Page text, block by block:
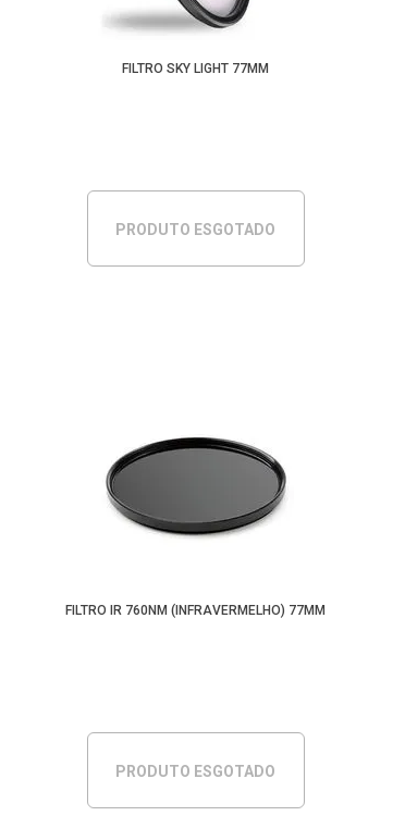
FILTRO SKY LIGHT 77MM
PRODUTO ESGOTADO
FILTRO IR 760NM (INFRAVERMELHO) 77MM
PRODUTO ESGOTADO